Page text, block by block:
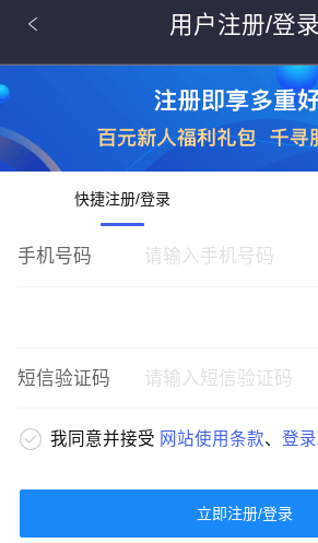
用户注册/登录
快捷注册/登录
手机号码
短信验证码
我同意并接受 网站使用条款、 登
立即注册/登录